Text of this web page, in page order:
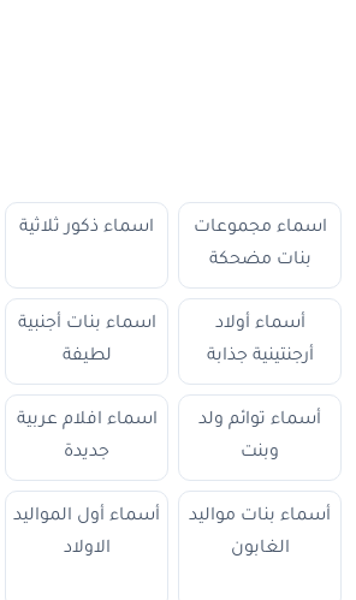
اسماء مجموعات
بنات مضحكة
اسماء ذكور ثلاثية
أسماء أولاد
أرجنتينية جذابة
اسماء بنات أجنبية
لطيفة
أسماء توائم ولد
وبنت
اسماء افلام عربية
جديدة
أسماء بنات مواليد
الغابون
أسماء أول المواليد
الاولاد